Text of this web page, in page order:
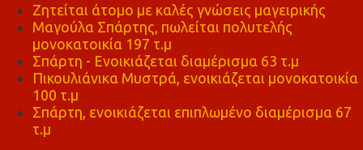
Ζητείται άτομο με καλές γνώσεις μαγειρικής
Μαγούλα Σπάρτης, πωλείται πολυτελής
μονοκατοικία 197 τ.μ
Σπάρτη - Ενοικιάζεται διαμέρισμα 63 τ.μ
Πικουλιάνικα Μυστρά, ενοικιάζεται μονοκατοικία
100 τ.μ
Σπάρτη, ενοικιάζεται επιπλωμένο διαμέρισμα 67
τ.μ